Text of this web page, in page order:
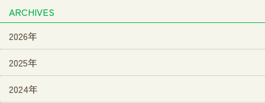
ARCHIVES
2026年
2025年
2024年